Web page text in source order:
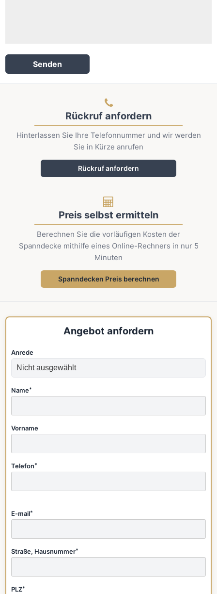
Senden
Rückruf anfordern
Hinterlassen Sie Ihre Telefonnummer und wir werden
Sie in Kürze anrufen
Rückruf anfordern
Preis selbst ermitteln
Berechnen Sie die vorläufigen Kosten der
Spanndecke mithilfe eines Online-Rechners in nur 5
Minuten
Spanndecken Preis berechnen
Angebot anfordern
Anrede
Name*
Vorname
Telefon*
E-mail*
Straße, Hausnummer*
PLZ*